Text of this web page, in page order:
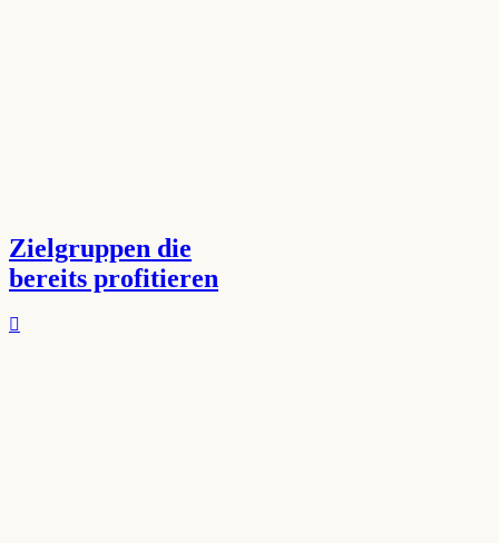
Zielgruppen die
bereits profitieren